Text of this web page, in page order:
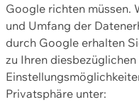
Google richten müssen.
und Umfang der
durch Google erhalten
zu Ihren diesbezüglichen
Privatsphäre unter: